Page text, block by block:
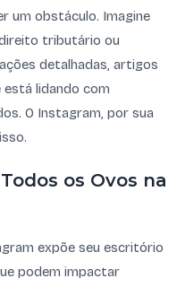
um obstáculo. Imagine
tributário ou
detalhadas, artigos
lidando com
O Instagram, por sua
os Ovos na
expõe seu escritório
podem impactar